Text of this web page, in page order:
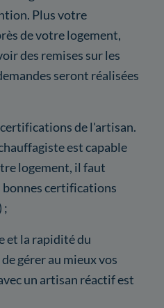
Plus votre
de votre logement,
des remises sur les
seront réalisées
de l'artisan.
est capable
logement, il faut
bonnes certifications
;
et la rapidité du
gérer au mieux vos
un artisan réactif est